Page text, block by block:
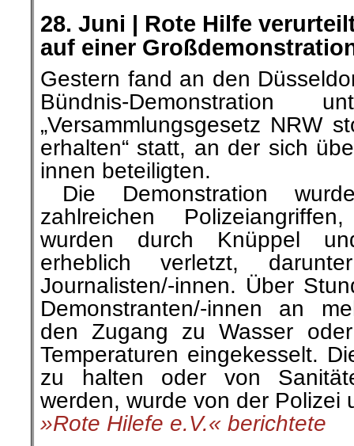
28. Juni | Rote Hilfe
auf einer
Gestern fand an den
Bündnis-
„Versammlungsgesetz NRW
erhalten“ statt, an der sich
innen beteiligten.
Die Demonstration
zahlreichen
wurden durch Knüppel
erheblich verletzt,
Journalisten/-innen. Über
Demonstranten/-innen an
den Zugang zu Wasser
Temperaturen eingekesselt.
zu halten oder von
werden, wurde von der Polizei
»Rote Hilefe e.V.« berichtete